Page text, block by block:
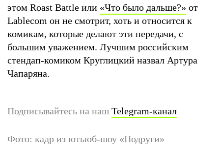
этом Roast Battle или «Что было дальше?» от
Lablecom он не смотрит, хоть и относится к
комикам, которые делают эти передачи, с
большим уважением. Лучшим российским
стендап-комиком Круглицкий назвал Артура
Чапаряна.
Подписывайтесь на наш Telegram-канал
Фото: кадр из ютьюб-шоу «Подруги»